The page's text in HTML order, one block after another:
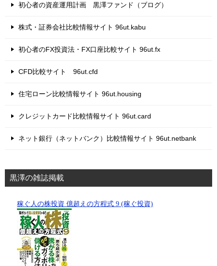
初心者の資産運用計画 黒澤ファンド（ブログ）
株式・証券会社比較情報サイト 96ut.kabu
初心者のFX投資法・FX口座比較サイト 96ut.fx
CFD比較サイト 96ut.cfd
住宅ローン比較情報サイト 96ut.housing
クレジットカード比較情報サイト 96ut.card
ネット銀行（ネットバンク）比較情報サイト 96ut.netbank
黒澤の雑誌掲載
稼ぐ人の株投資 億超えの方程式 9 (稼ぐ投資)